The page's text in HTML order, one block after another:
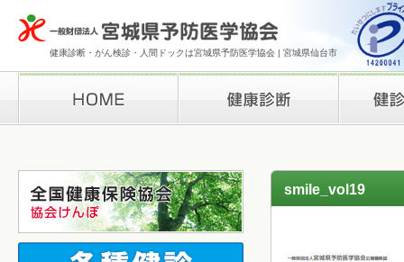
健康診断・がん検診・人間ドックは宮城県予防医学協会 | 宮城県仙台市
smile_vol19